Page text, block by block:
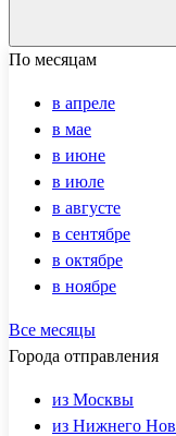
По месяцам
в апреле
в мае
в июне
в июле
в августе
в сентябре
в октябре
в ноябре
Все месяцы
Города отправления
из Москвы
из Нижнего